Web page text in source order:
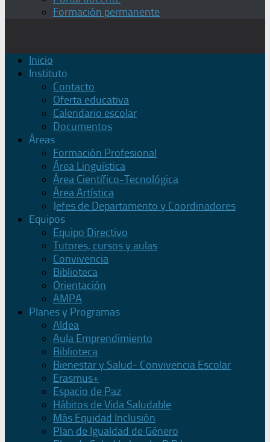
Formación permanente
Inicio
Instituto
Contacto
Oferta educativa
Calendario escolar
Documentos
Áreas
Formación Profesional
Área Lingüística
Área Científico-Tecnológica
Área Artística
Jefes de Departamento y Coordinadores
Equipos
Equipo Directivo
Tutores, cursos y aulas
Convivencia
Biblioteca
Orientación
AMPA
Planes y Programas
Aldea
Aula Emprendimiento
Biblioteca
Bienestar y Salud- Convivencia Escolar
Erasmus+
Espacio de Paz
Hábitos de Vida Saludable
Más Equidad Inclusión
Plan de Igualdad de Género